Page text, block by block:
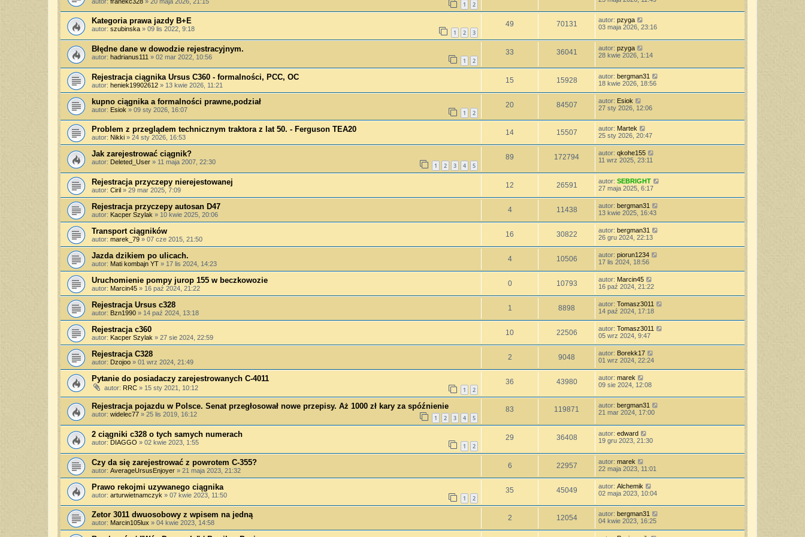
1 2
Kategoria prawa jazdy B+E
autor: szubinska » 09 lis 2022, 9:18 1 2 3
49 70131 autor: pzyga
03 maja 2026, 23:16
Błędne dane w dowodzie rejestracyjnym.
autor: hadrianus111 » 02 mar 2022, 10:56 1 2
33 36041 autor: pzyga
28 kwie 2026, 1:14
Rejestracja ciągnika Ursus C360 - formalności, PCC, OC
autor: heniek19902612 » 13 kwie 2026, 11:21
15 15928 autor: bergman31
18 kwie 2026, 18:56
kupno ciągnika a formalności prawne,podział
autor: Esiok » 09 sty 2026, 16:07 1 2
20 84507 autor: Esiok
27 sty 2026, 12:06
Problem z przeglądem technicznym traktora z lat 50. - Ferguson TEA20
autor: Nikki » 24 sty 2026, 16:53
14 15507 autor: Martek
25 sty 2026, 20:47
Jak zarejestrować ciągnik?
autor: Deleted_User » 11 maja 2007, 22:30 1 2 3 4 5
89 172794 autor: qkohe155
11 wrz 2025, 23:11
Rejestracja przyczepy nierejestowanej
autor: Ciril » 29 mar 2025, 7:09
12 26591 autor: SEBRIGHT
27 maja 2025, 6:17
Rejestracja przyczepy autosan D47
autor: Kacper Szylak » 10 kwie 2025, 20:06
4 11438 autor: bergman31
13 kwie 2025, 16:43
Transport ciągników
autor: marek_79 » 07 cze 2015, 21:50
16 30822 autor: bergman31
26 gru 2024, 22:13
Jazda dzikiem po ulicach.
autor: Mati kombajn YT » 17 lis 2024, 14:23
4 10506 autor: piorun1234
17 lis 2024, 18:56
Uruchomienie pompy jurop 155 w beczkowozie
autor: Marcin45 » 16 paź 2024, 21:22
0 10793 autor: Marcin45
16 paź 2024, 21:22
Rejestracja Ursus c328
autor: Bzn1990 » 14 paź 2024, 13:18
1 8898 autor: Tomasz3011
14 paź 2024, 17:18
Rejestracja c360
autor: Kacper Szylak » 27 sie 2024, 22:59
10 22506 autor: Tomasz3011
05 wrz 2024, 9:47
Rejestracja C328
autor: Dzojoo » 01 wrz 2024, 21:49
2 9048 autor: Borekk17
01 wrz 2024, 22:24
Pytanie do posiadaczy zarejestrowanych C-4011
autor: RRC » 15 sty 2021, 10:12 1 2
36 43980 autor: marek
09 sie 2024, 12:08
Rejestracja pojazdu w Polsce. Senat przegłosował nowe przepisy. Aż 1000 zł kary za spóźnienie
autor: widelec77 » 25 lis 2019, 16:12 1 2 3 4 5
83 119871 autor: bergman31
21 mar 2024, 17:00
2 ciągniki c328 o tych samych numerach
autor: DIAGGO » 02 kwie 2023, 1:55 1 2
29 36408 autor: edward
19 gru 2023, 21:30
Czy da się zarejestrować z powrotem C-355?
autor: AverageUrsusEnjoyer » 21 maja 2023, 21:32
6 22957 autor: marek
22 maja 2023, 11:01
Prawo rekojmi uzywanego ciągnika
autor: arturwietnamczyk » 07 kwie 2023, 11:50 1 2
35 45049 autor: Alchemik
02 maja 2023, 10:04
Zetor 3011 dwuosobowy z wpisem na jedną
autor: Marcin105lux » 04 kwie 2023, 14:58
2 12054 autor: bergman31
04 kwie 2023, 16:25